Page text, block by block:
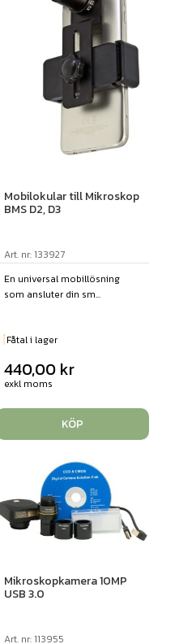
Mobilokular till Mikroskop
BMS D2, D3
Art. nr: 133927
En universal mobillösning
som ansluter din sm...
Fåtal i lager
440,00 kr
exkl moms
KÖP
Mikroskopkamera 10MP
USB 3.0
Art. nr: 113955